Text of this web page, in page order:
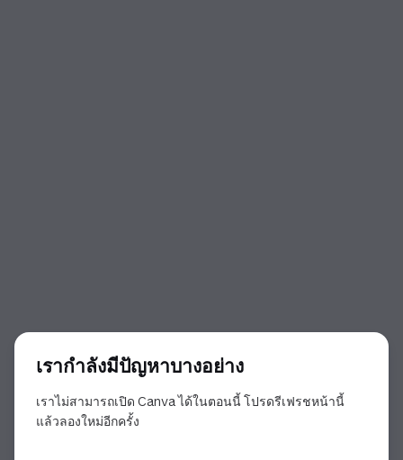
เรากำลังมีปัญหาบางอย่าง
เราไม่สามารถเปิด Canva ได้ในตอนนี้ โปรดรีเฟรชหน้านี้
แล้วลองใหม่อีกครั้ง